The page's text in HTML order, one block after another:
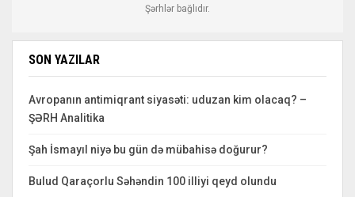
Şərhlər bağlıdır.
SON YAZILAR
Avropanın antimiqrant siyasəti: uduzan kim olacaq? –
ŞƏRH Analitika
Şah İsmayıl niyə bu gün də mübahisə doğurur?
Bulud Qaraçorlu Səhəndin 100 illiyi qeyd olundu